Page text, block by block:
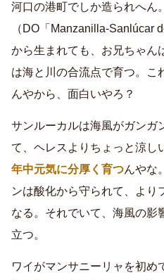
河口の港町でしか造られへん
（DO「Manzanilla-Sanlúcar
から生まれても、お兄ちゃん
は海と川の合流点で育つ。こ
んやから、面白いやろ？
サンルーカルは海風がガンガ
て、ヘレスよりちょっと涼し
年中元気に分厚く育つんやな
ンは酸化から守られて、より
なる。それでいて、海風の影
立つ。
ワイがマンサニーリャを初め